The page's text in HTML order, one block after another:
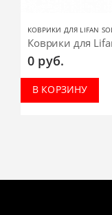
КОВРИКИ ДЛЯ LIFAN
Коврики для
0 руб.
В КОРЗИНУ